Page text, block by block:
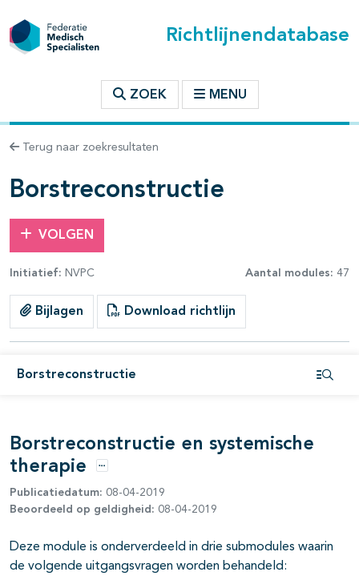
Richtlijnendatabase
ZOEK MENU
Terug naar zoekresultaten
Borstreconstructie
VOLGEN
Initiatief: NVPC Aantal modules: 47
Bijlagen Download richtlijn
Borstreconstructie
binnen deze richtlijn
open- en dichtklappen
open- en dichtklappen
open- en dichtklappen
Borstreconstructie en systemische
therapie
Opties
Publicatiedatum: 08-04-2019
Beoordeeld op geldigheid: 08-04-2019
Deze module is onderverdeeld in drie submodules waarin
de volgende uitgangsvragen worden behandeld: